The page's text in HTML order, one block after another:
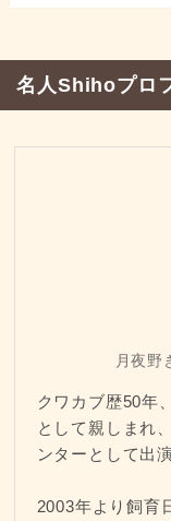
名人Shihoプロ
月夜
クワカブ歴50年
として親しまれ
ンターとして出
2003年より飼育